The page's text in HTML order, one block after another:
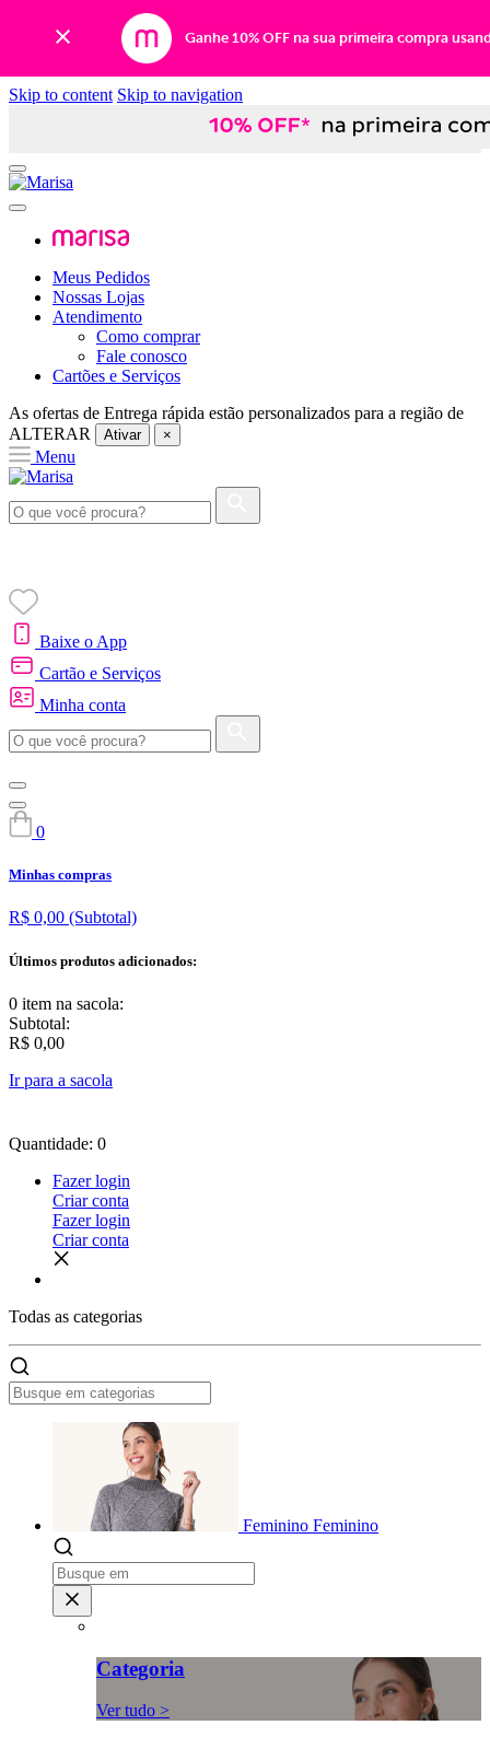
Ganhe 10% OFF na sua primeira compra
Skip to content Skip to navigation
Meus Pedidos
Nossas Lojas
Atendimento
Como comprar
Fale conosco
Cartões e Serviços
As ofertas de Entrega rápida estão personalizados para a região de
ALTERAR
Ativar ×
Menu
Baixe o App
Cartão e Serviços
Minha conta
0
Minhas compras
R$ 0,00 (Subtotal)
Últimos produtos adicionados:
0 item na sacola:
Subtotal:
R$ 0,00
Ir para a sacola
Quantidade: 0
Fazer login
Criar conta
Fazer login
Criar conta
Todas as categorias
Feminino Feminino
Categoria
Ver tudo >